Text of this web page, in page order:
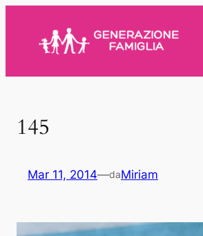
contenuto
145
Mar 11, 2014—daMiriam